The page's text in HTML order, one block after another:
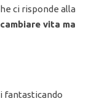
ci risponde alla
vita ma
fantasticando